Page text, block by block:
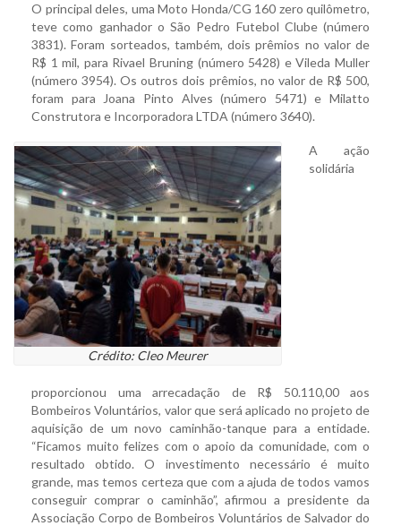
O principal deles, uma Moto Honda/CG 160 zero quilômetro,
teve como ganhador o São Pedro Futebol Clube (número
3831). Foram sorteados, também, dois prêmios no valor de
R$ 1 mil, para Rivael Bruning (número 5428) e Vileda Muller
(número 3954). Os outros dois prêmios, no valor de R$ 500,
foram para Joana Pinto Alves (número 5471) e Milatto
Construtora e Incorporadora LTDA (número 3640).
Crédito: Cleo Meurer
A ação
solidária
proporcionou uma arrecadação de R$ 50.110,00 aos
Bombeiros Voluntários, valor que será aplicado no projeto de
aquisição de um novo caminhão-tanque para a entidade.
“Ficamos muito felizes com o apoio da comunidade, com o
resultado obtido. O investimento necessário é muito
grande, mas temos certeza que com a ajuda de todos vamos
conseguir comprar o caminhão”, afirmou a presidente da
Associação Corpo de Bombeiros Voluntários de Salvador do